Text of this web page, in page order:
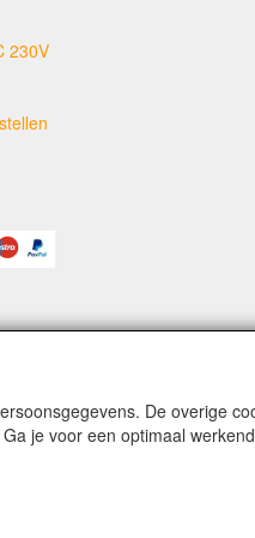
230V
De overige
je voor een optimaal